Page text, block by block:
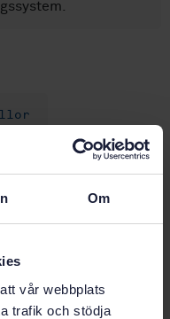
Om
vår webbplats
trafik och stödja
av